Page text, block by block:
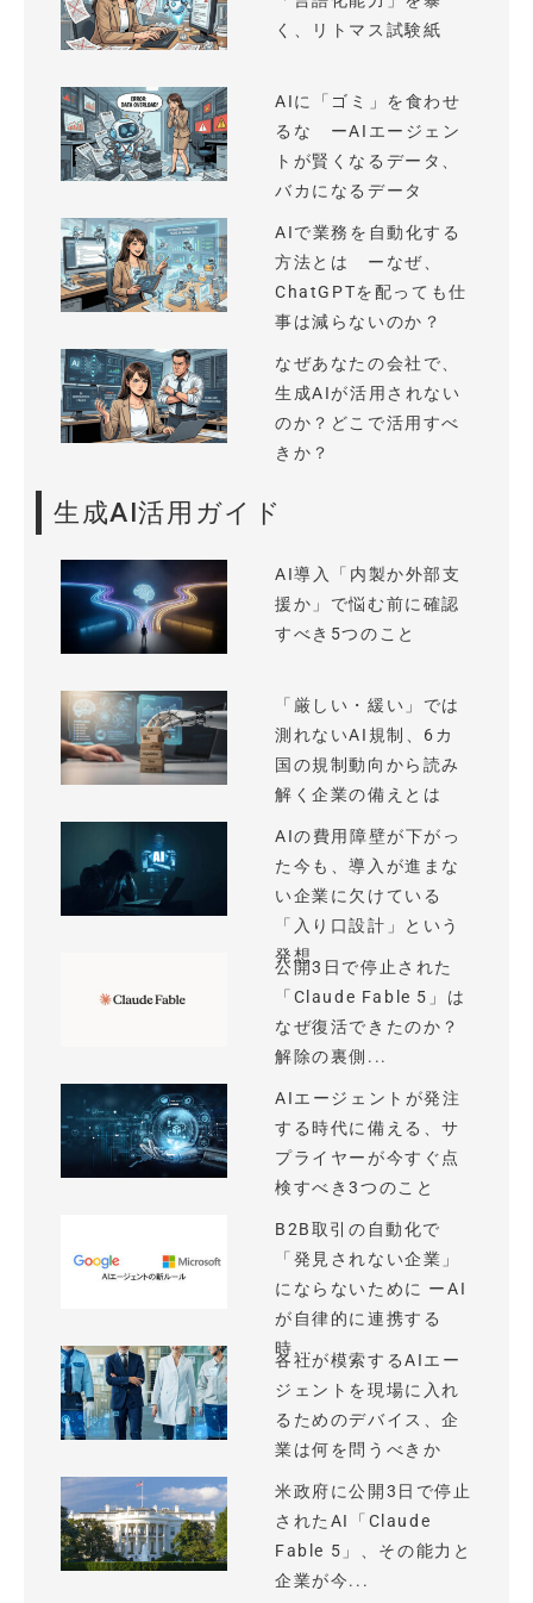
く、リトマス試験紙
AIに「ゴミ」を食わせ
るな ーAIエージェン
トが賢くなるデータ、
バカになるデータ
AIで業務を自動化する
方法とは ーなぜ、
ChatGPTを配っても仕
事は減らないのか？
なぜあなたの会社で、
生成AIが活用されない
のか？どこで活用すべ
きか？
生成AI活用ガイド
AI導入「内製か外部支
援か」で悩む前に確認
すべき5つのこと
「厳しい・緩い」では
測れないAI規制、6カ
国の規制動向から読み
解く企業の備えとは
AIの費用障壁が下がっ
た今も、導入が進まな
い企業に欠けている
「入り口設計」という
発想
公開3日で停止された
「Claude Fable 5」は
なぜ復活できたのか？
解除の裏側...
AIエージェントが発注
する時代に備える、サ
プライヤーが今すぐ点
検すべき3つのこと
B2B取引の自動化で
「発見されない企業」
にならないために ーAI
が自律的に連携する
時...
各社が模索するAIエー
ジェントを現場に入れ
るためのデバイス、企
業は何を問うべきか
米政府に公開3日で停止
されたAI「Claude
Fable 5」、その能力と
企業が今...